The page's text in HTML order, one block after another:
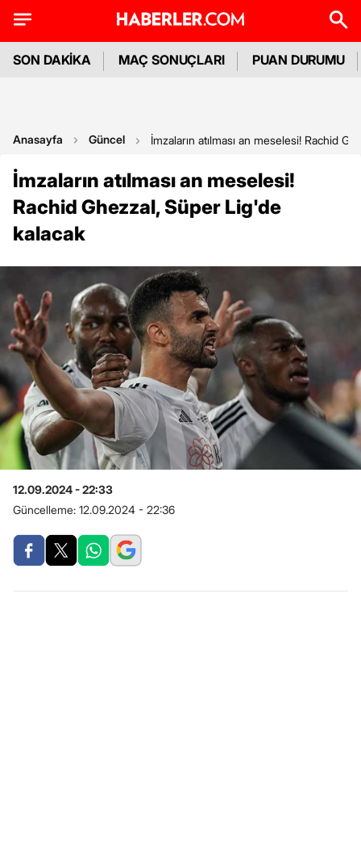
SON DAKİKA MAÇ SONUÇLARI PUAN DURUMU
Anasayfa Güncel İmzaların atılması an meselesi! Rachid
İmzaların atılması an meselesi!
Rachid Ghezzal, Süper Lig'de
kalacak
12.09.2024 - 22:33
Güncelleme: 12.09.2024 - 22:36